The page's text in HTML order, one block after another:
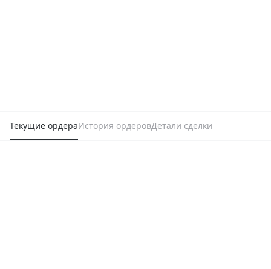
Текущие ордераИстория ордеровДетали сделки